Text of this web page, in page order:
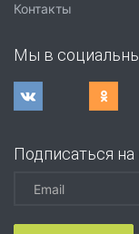
Контакты
Мы в
Подписаться